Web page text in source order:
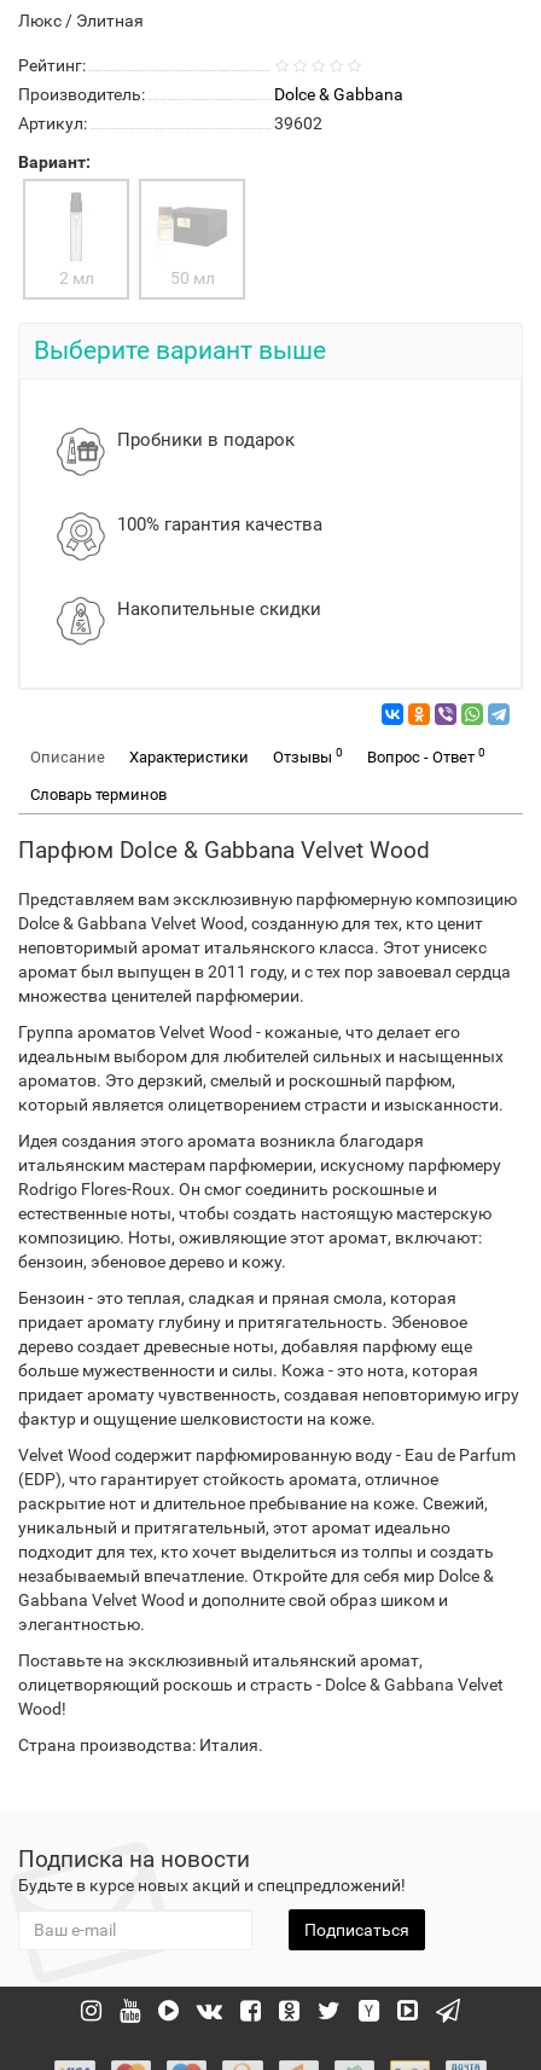
Люкс / Элитная
Рейтинг:
Производитель:
Dolce & Gabbana
Артикул:
39602
Вариант:
2 мл 50 мл
Выберите вариант выше
Пробники в подарок
100% гарантия качества
Накопительные скидки
Описание Характеристики Отзывы 0 Вопрос - Ответ 0
Словарь терминов
Парфюм Dolce & Gabbana Velvet Wood
Представляем вам эксклюзивную парфюмерную композицию
Dolce & Gabbana Velvet Wood, созданную для тех, кто ценит
неповторимый аромат итальянского класса. Этот унисекс
аромат был выпущен в 2011 году, и с тех пор завоевал сердца
множества ценителей парфюмерии.
Группа ароматов Velvet Wood - кожаные, что делает его
идеальным выбором для любителей сильных и насыщенных
ароматов. Это дерзкий, смелый и роскошный парфюм,
который является олицетворением страсти и изысканности.
Идея создания этого аромата возникла благодаря
итальянским мастерам парфюмерии, искусному парфюмеру
Rodrigo Flores-Roux. Он смог соединить роскошные и
естественные ноты, чтобы создать настоящую мастерскую
композицию. Ноты, оживляющие этот аромат, включают:
бензоин, эбеновое дерево и кожу.
Бензоин - это теплая, сладкая и пряная смола, которая
придает аромату глубину и притягательность. Эбеновое
дерево создает древесные ноты, добавляя парфюму еще
больше мужественности и силы. Кожа - это нота, которая
придает аромату чувственность, создавая неповторимую игру
фактур и ощущение шелковистости на коже.
Velvet Wood содержит парфюмированную воду - Eau de Parfum
(EDP), что гарантирует стойкость аромата, отличное
раскрытие нот и длительное пребывание на коже. Свежий,
уникальный и притягательный, этот аромат идеально
подходит для тех, кто хочет выделиться из толпы и создать
незабываемый впечатление. Откройте для себя мир Dolce &
Gabbana Velvet Wood и дополните свой образ шиком и
элегантностью.
Поставьте на эксклюзивный итальянский аромат,
олицетворяющий роскошь и страсть - Dolce & Gabbana Velvet
Wood!
Страна производства: Италия.
Подписка на новости
Будьте в курсе новых акций и спецпредложений!
Подписаться